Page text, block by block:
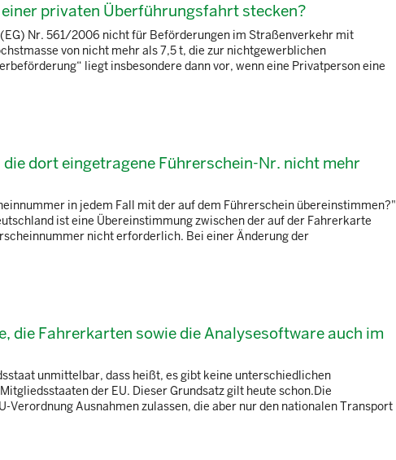
privaten Überführungsfahrt stecken?
Nr. 561/2006 nicht für Beförderungen im Straßenverkehr mit
von nicht mehr als 7,5 t, die zur nichtgewerblichen
liegt insbesondere dann vor, wenn eine Privatperson eine
dort eingetragene Führerschein-Nr. nicht mehr
in jedem Fall mit der auf dem Führerschein übereinstimmen?"
ist eine Übereinstimmung zwischen der auf der Fahrerkarte
nicht erforderlich. Bei einer Änderung der
die Fahrerkarten sowie die Analysesoftware auch im
unmittelbar, dass heißt, es gibt keine unterschiedlichen
der EU. Dieser Grundsatz gilt heute schon.Die
Ausnahmen zulassen, die aber nur den nationalen Transport